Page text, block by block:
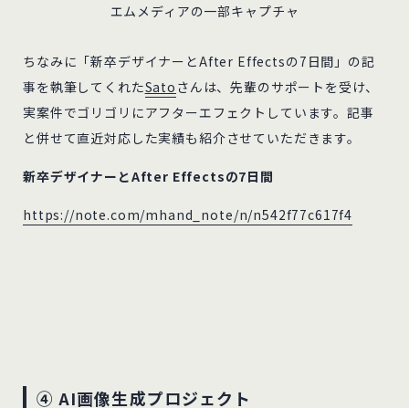
エムメディアの一部キャプチャ
ちなみに「新卒デザイナーとAfter Effectsの7日間」の記
事を執筆してくれたSato さんは、先輩のサポートを受け、
実案件でゴリゴリにアフターエフェクトしています。記事
と併せて直近対応した実績も紹介させていただきます。
新卒デザイナーとAfter Effectsの7日間
https://note.com/mhand_note/n/n542f77c617f4
④ AI画像生成プロジェクト